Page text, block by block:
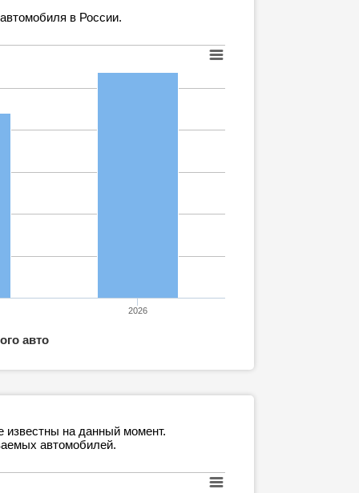
в России.
авто
2026
известны на данный момент.
автомобилей.